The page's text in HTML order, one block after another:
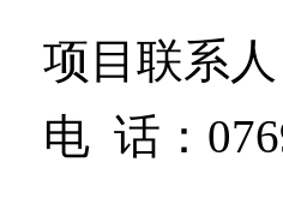
项目联系人
电 话：